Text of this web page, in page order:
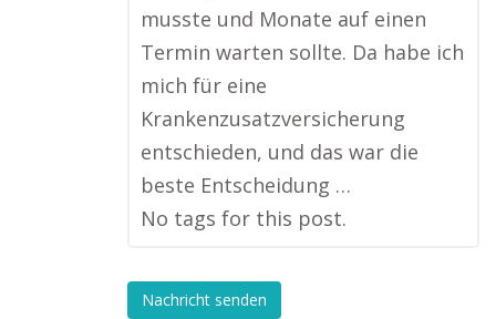
musste und Monate auf einen
Termin warten sollte. Da habe ich
mich für eine
Krankenzusatzversicherung
entschieden, und das war die
beste Entscheidung …
No tags for this post.
Nachricht senden